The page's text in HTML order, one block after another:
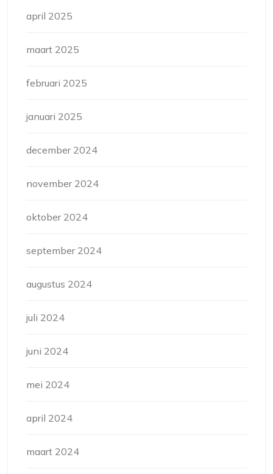
april 2025
maart 2025
februari 2025
januari 2025
december 2024
november 2024
oktober 2024
september 2024
augustus 2024
juli 2024
juni 2024
mei 2024
april 2024
maart 2024